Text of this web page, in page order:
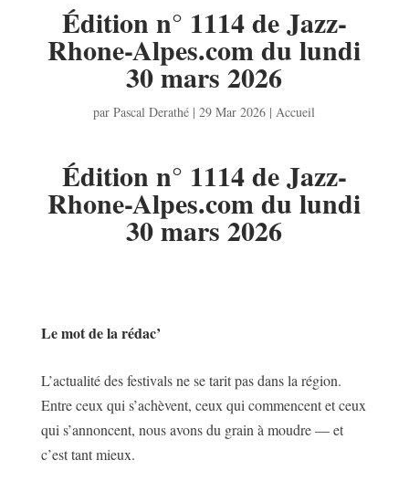
Édition n° 1114 de Jazz-
Rhone-Alpes.com du lundi
30 mars 2026
parPascal Derathé |29 Mar 2026 |Accueil
Édition n° 1114 de Jazz-
Rhone-Alpes.com du lundi
30 mars 2026
Le mot de la rédac’
L’actualité des festivals ne se tarit pas dans la région.
Entre ceux qui s’achèvent, ceux qui commencent et ceux
qui s’annoncent, nous avons du grain à moudre — et
c’est tant mieux.